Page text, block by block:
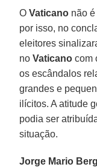
OVaticano não
por isso, no
eleitores
noVaticano com
os escândalos
grandes e
ilícitos. A atitude
podia ser
situação.
Jorge Mario